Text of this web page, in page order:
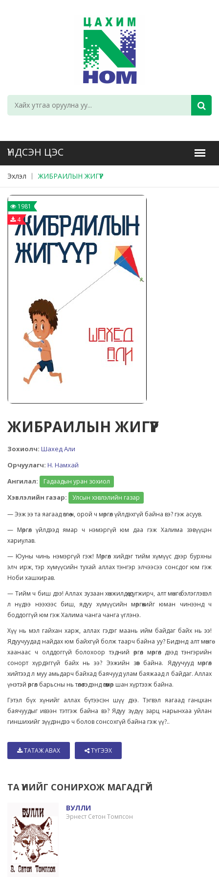
Эхлэл ЖИБРАИЛЫН ЖИГҮҮР
1981
4
ЖИБРАИЛЫН ЖИГҮҮР
Зохиолч: Шахед Али
Орчуулагч: Н. Намхай
Ангилал:
Гадаадын уран зохиол
Хэвлэлийн газар:
Улсын хэвлэлийн газар
— Ээж ээ та яагаад өглөө ч, орой ч мөргөл үйлдэхгүй байна вэ? гэж асуув.
— Мөргөл үйлдээд ямар ч нэмэргүй юм даа гэж Халима зэвүүцэн
хариулав.
— Юуны чинь нэмэргүй гэж! Мөргөл хийдэг тийм хүмүүс дээр бурхны
элч ирж, тэр хүмүүсийн тухай аллах тэнгэр элчээсээ сонсдог юм гэж
Ноби хашхирав.
— Тийм ч биш дээ! Аллах зузаан хөнжилдөө дугжирч, алт мөнгө бэлэглэвэл
л нүдээ нээхээс биш, ядуу хүмүүсийн мөргөхийг юман чинээнд ч
боддоггүй юм гэж Халима чанга чанга үглэнэ.
Хүү нь мэл гайхан харж, аллах гэдэг маань ийм байдаг байх нь ээ!
Ядуучуудад найдах юм байхгүй болж таарч байна уу? Бидэнд алт мөнгө
хаанаас ч олддоггүй болохоор тэдний өргөл мөргөл дээд тэнгэрийн
сонорт хүрдэггүй байх нь ээ? Ээжийн зөв байна. Ядуучууд мөргөл
хийтээд л муу амьдарч байхад баячууд улам баяжаад л байдаг. Аллах
үнэтэй өргөл барьсны нь төлөө тэдэнд өгөөмөр шан хүртээж байна.
Гэтэл бүх хүнийг аллах бүтээсэн шүү дээ. Тэгвэл яагаад ганцхан
баячуудыг ивээн тэтгэж байна вэ? Ядуу зүдүү зарц нарынхаа уйлан
гиншихийг зүүдэндээ ч болов сонсохгүй байна гэж үү?..
ТАТАЖ АВАХ ТҮГЭЭХ
ТА ҮҮНИЙГ СОНИРХОЖ МАГАДГҮЙ
ВУЛЛИ
Эрнест Сетон Томпсон